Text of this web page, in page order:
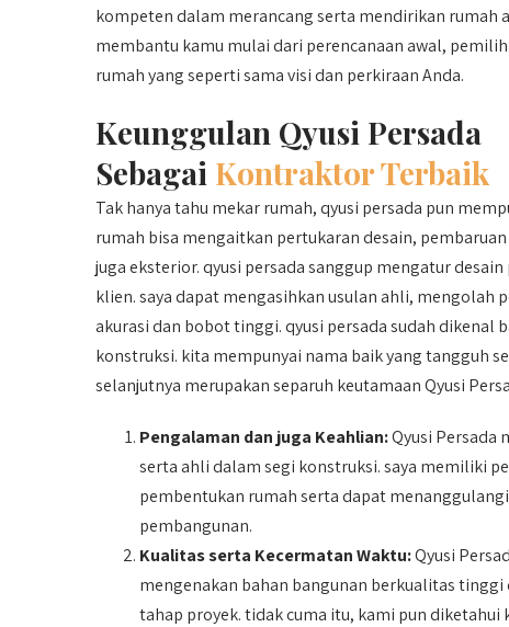
kompeten dalam merancang serta mendirikan rumah
membantu kamu mulai dari perencanaan awal,
rumah yang seperti sama visi dan perkiraan Anda.
Keunggulan Qyusi Persada
Sebagai Kontraktor Terbaik
Tak hanya tahu mekar rumah, qyusi persada pun
rumah bisa mengaitkan pertukaran desain,
juga eksterior. qyusi persada sanggup mengatur
klien. saya dapat mengasihkan usulan ahli, mengolah
akurasi dan bobot tinggi. qyusi persada sudah
konstruksi. kita mempunyai nama baik yang tangguh
selanjutnya merupakan separuh keutamaan Qyusi
Pengalaman dan juga Keahlian:Qyusi Persada
serta ahli dalam segi konstruksi. saya memiliki
pembentukan rumah serta dapat
pembangunan.
Kualitas serta Kecermatan Waktu:Qyusi
mengenakan bahan bangunan berkualitas
tahap proyek. tidak cuma itu, kami pun